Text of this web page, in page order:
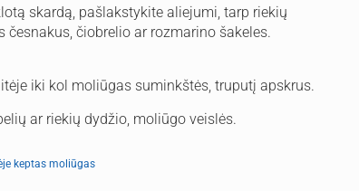
skardą, pašlakstykite aliejumi, tarp riekių
čiobrelio ar rozmarino šakeles.
iki kol moliūgas suminkštės, truputį apskrus.
ar riekių dydžio, moliūgo veislės.
keptas moliūgas